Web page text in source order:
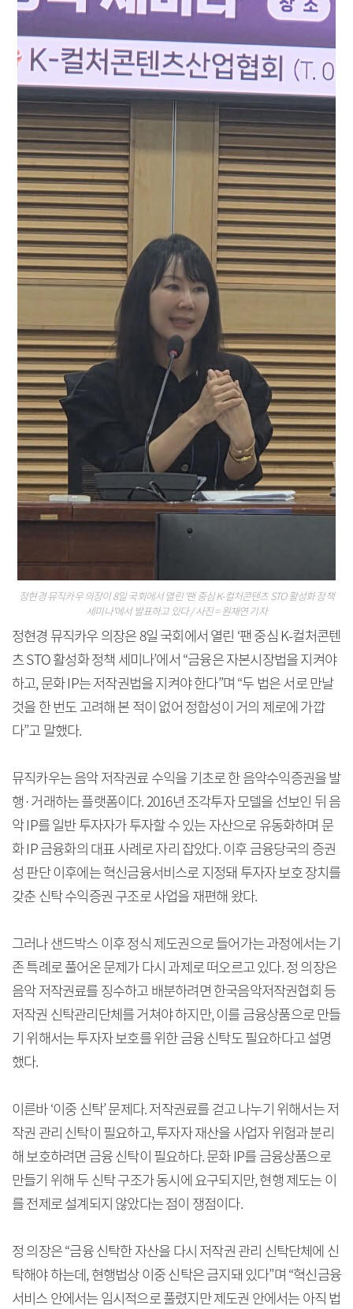
정현경 뮤직카우 의장이 8일 국회에서 열린 '팬 중심 K-컬처콘텐츠 STO 활성화 정책
세미나'에서 발표하고 있다 / 사진 = 원재연 기자
정현경 뮤직카우 의장은 8일 국회에서 열린 ‘팬 중심 K-컬처콘텐
츠 STO 활성화 정책 세미나’에서 “금융은 자본시장법을 지켜야
하고, 문화 IP는 저작권법을 지켜야 한다”며 “두 법은 서로 만날
것을 한 번도 고려해 본 적이 없어 정합성이 거의 제로에 가깝
다”고 말했다.
뮤직카우는 음악 저작권료 수익을 기초로 한 음악수익증권을 발
행·거래하는 플랫폼이다. 2016년 조각투자 모델을 선보인 뒤 음
악 IP를 일반 투자자가 투자할 수 있는 자산으로 유동화하며 문
화 IP 금융화의 대표 사례로 자리 잡았다. 이후 금융당국의 증권
성 판단 이후에는 혁신금융서비스로 지정돼 투자자 보호 장치를
갖춘 신탁 수익증권 구조로 사업을 재편해 왔다.
그러나 샌드박스 이후 정식 제도권으로 들어가는 과정에서는 기
존 특례로 풀어온 문제가 다시 과제로 떠오르고 있다. 정 의장은
음악 저작권료를 징수하고 배분하려면 한국음악저작권협회 등
저작권 신탁관리단체를 거쳐야 하지만, 이를 금융상품으로 만들
기 위해서는 투자자 보호를 위한 금융 신탁도 필요하다고 설명
했다.
이른바 ‘이중 신탁’ 문제다. 저작권료를 걷고 나누기 위해서는 저
작권 관리 신탁이 필요하고, 투자자 재산을 사업자 위험과 분리
해 보호하려면 금융 신탁이 필요하다. 문화 IP를 금융상품으로
만들기 위해 두 신탁 구조가 동시에 요구되지만, 현행 제도는 이
를 전제로 설계되지 않았다는 점이 쟁점이다.
정 의장은 “금융 신탁한 자산을 다시 저작권 관리 신탁단체에 신
탁해야 하는데, 현행법상 이중 신탁은 금지돼 있다”며 “혁신금융
서비스 안에서는 임시적으로 풀렸지만 제도권 안에서는 아직 법